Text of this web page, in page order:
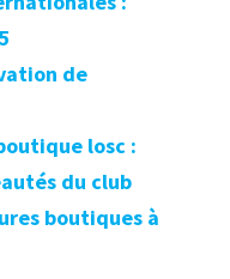
de
losc :
du club
boutiques à